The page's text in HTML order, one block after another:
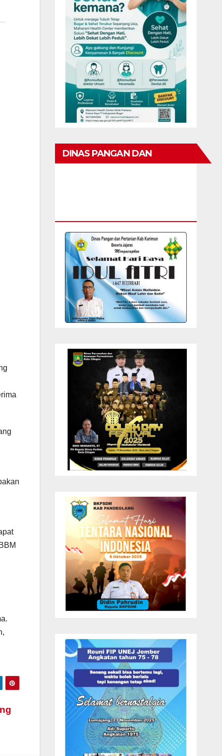
DINAS PANGAN DAN